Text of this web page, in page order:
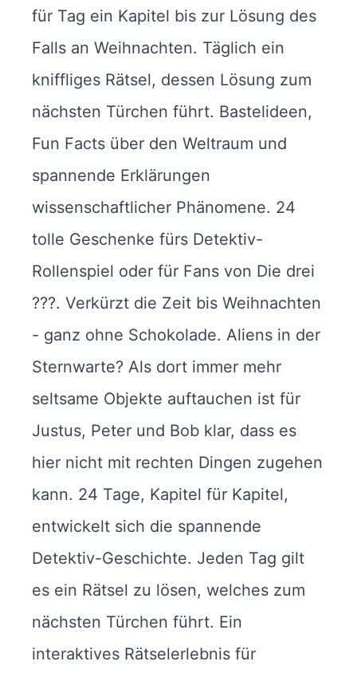
für Tag ein Kapitel bis zur Lösung des
Falls an Weihnachten. Täglich ein
kniffliges Rätsel, dessen Lösung zum
nächsten Türchen führt. Bastelideen,
Fun Facts über den Weltraum und
spannende Erklärungen
wissenschaftlicher Phänomene. 24
tolle Geschenke fürs Detektiv-
Rollenspiel oder für Fans von Die drei
???. Verkürzt die Zeit bis Weihnachten
- ganz ohne Schokolade. Aliens in der
Sternwarte? Als dort immer mehr
seltsame Objekte auftauchen ist für
Justus, Peter und Bob klar, dass es
hier nicht mit rechten Dingen zugehen
kann. 24 Tage, Kapitel für Kapitel,
entwickelt sich die spannende
Detektiv-Geschichte. Jeden Tag gilt
es ein Rätsel zu lösen, welches zum
nächsten Türchen führt. Ein
interaktives Rätselerlebnis für